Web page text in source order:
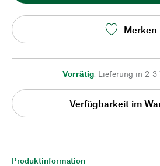
Merken
Vorrätig, Lieferung in 2-3
Verfügbarkeit im
Produktinformation